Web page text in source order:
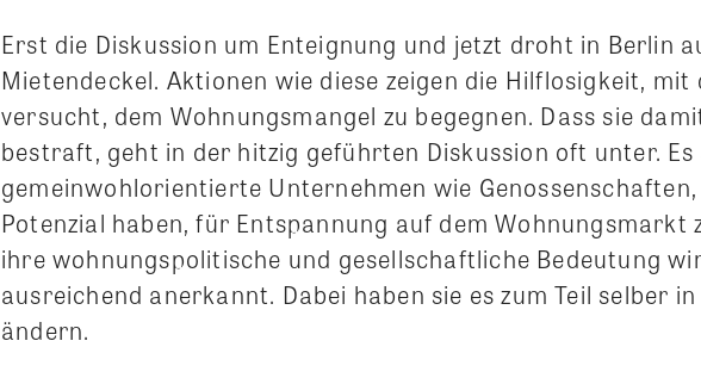
Erst die Diskussion um Enteignung und jetzt droht in Berlin
Mietendeckel. Aktionen wie diese zeigen die Hilflosigkeit, mit
versucht, dem Wohnungsmangel zu begegnen. Dass sie
bestraft, geht in der hitzig geführten Diskussion oft unter.
gemeinwohlorientierte Unternehmen wie
Potenzial haben, für Entspannung auf dem Wohnungsmarkt
ihre wohnungspolitische und gesellschaftliche Bedeutung
ausreichend anerkannt. Dabei haben sie es zum Teil selber
ändern.